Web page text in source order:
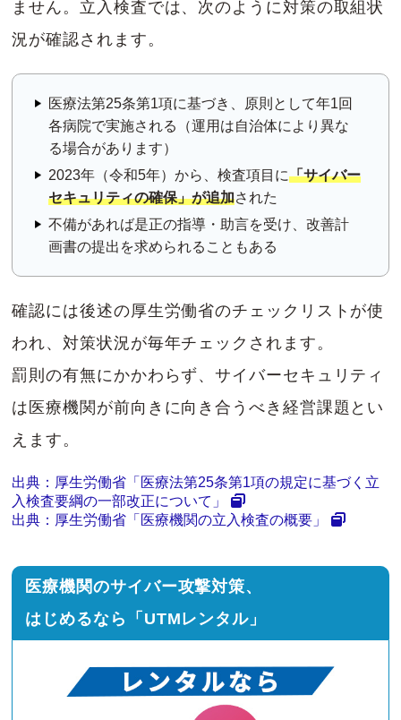
ません。立入検査では、次のように対策の取組状
況が確認されます。
医療法第25条第1項に基づき、原則として年1回
各病院で実施される（運用は自治体により異な
る場合があります）
2023年（令和5年）から、検査項目に「サイバー
セキュリティの確保」が追加された
不備があれば是正の指導・助言を受け、改善計
画書の提出を求められることもある
確認には後述の厚生労働省のチェックリストが使
われ、対策状況が毎年チェックされます。
罰則の有無にかかわらず、サイバーセキュリティ
は医療機関が前向きに向き合うべき経営課題とい
えます。
出典：厚生労働省「医療法第25条第1項の規定に基づく立
入検査要綱の一部改正について」
出典：厚生労働省「医療機関の立入検査の概要」
医療機関のサイバー攻撃対策、
はじめるなら「UTMレンタル」